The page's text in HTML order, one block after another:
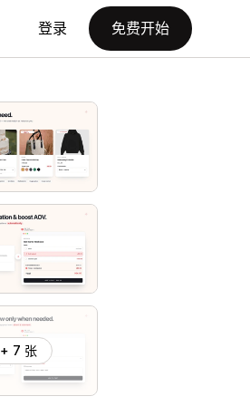
登录 免费开始
+ 7 张